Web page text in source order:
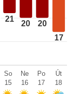
21
20 20
17
So
15
Ne
16
Po
17
Út
18